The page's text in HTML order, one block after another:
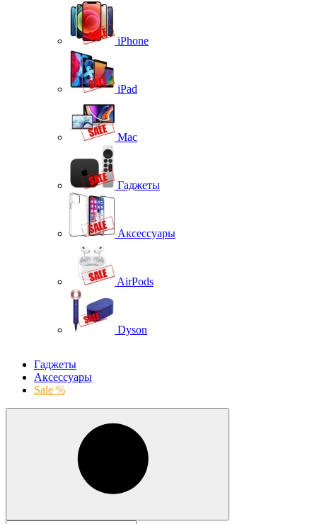
iPhone
iPad
Mac
Гаджеты
Аксессуары
AirPods
Dyson
Гаджеты
Аксессуары
Sale %